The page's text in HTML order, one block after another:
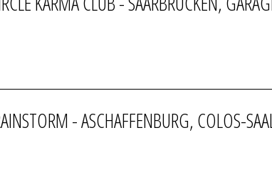
- ASCHAFFENBURG, COLOS-